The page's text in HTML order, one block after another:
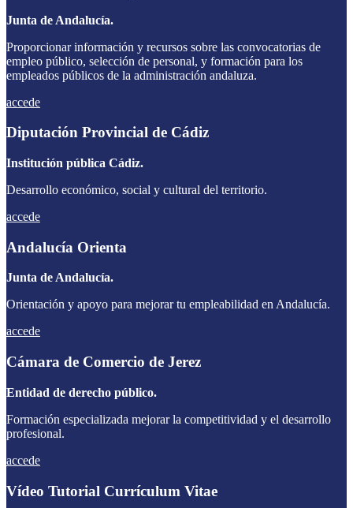
Junta de Andalucía.
Proporcionar información y recursos sobre las convocatorias de
empleo público, selección de personal, y formación para los
empleados públicos de la administración andaluza.
accede
Diputación Provincial de Cádiz
Institución pública Cádiz.
Desarrollo económico, social y cultural del territorio.
accede
Andalucía Orienta
Junta de Andalucía.
Orientación y apoyo para mejorar tu empleabilidad en Andalucía.
accede
Cámara de Comercio de Jerez
Entidad de derecho público.
Formación especializada mejorar la competitividad y el desarrollo
profesional.
accede
Vídeo Tutorial Currículum Vitae